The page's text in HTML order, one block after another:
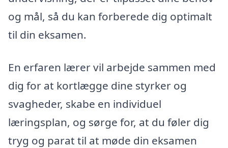
og mål, så du kan forberede dig optimalt
til din eksamen.
En erfaren lærer vil arbejde sammen med
dig for at kortlægge dine styrker og
svagheder, skabe en individuel
læringsplan, og sørge for, at du føler dig
tryg og parat til at møde din eksamen